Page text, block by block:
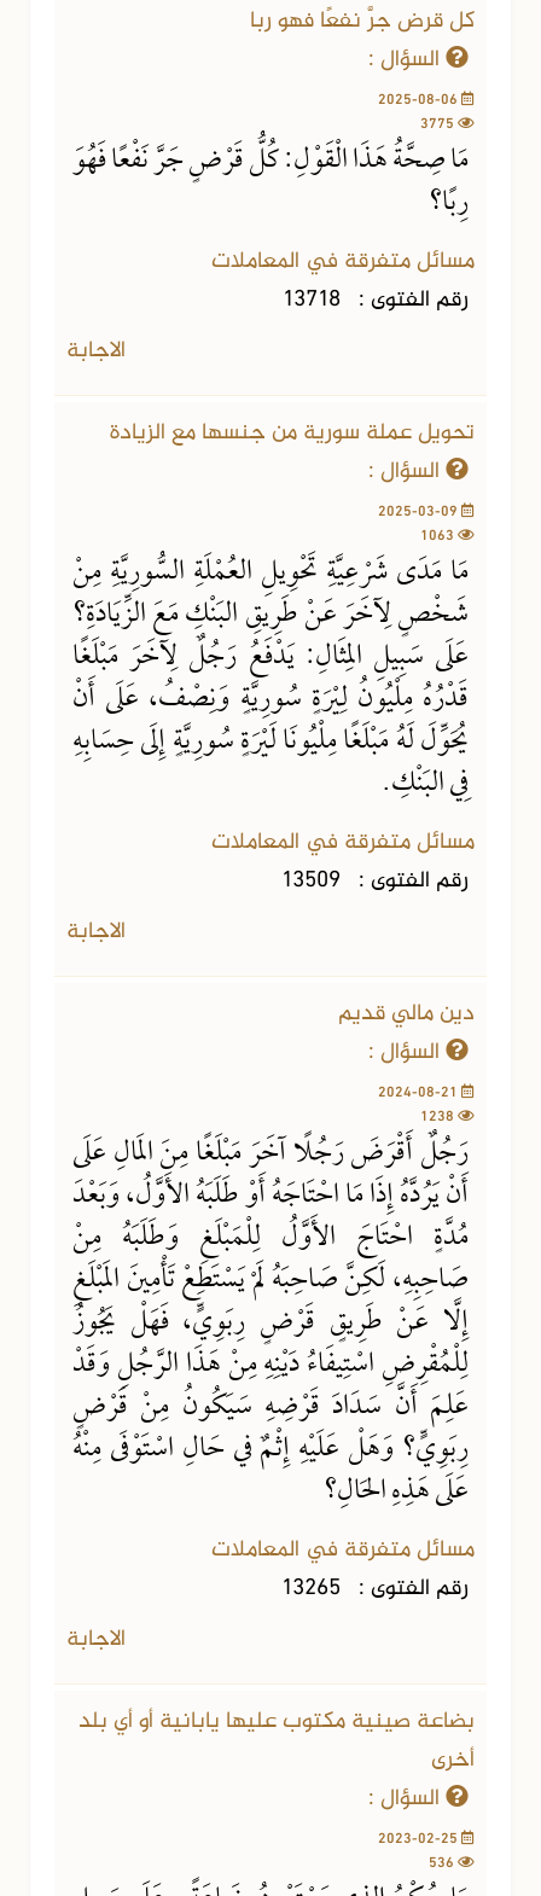
كل قرض جرَّ نفعًا فهو ربا
السؤال :
مَا صِحَّةُ هَذَا الْقَوْلِ: كُلُّ قَرْضٍ جَرَّ نَفْعًا فَهُوَ
رِبًا؟
مسائل متفرقة في المعاملات
رقم الفتوى : 13718
الاجابة
تحويل عملة سورية من جنسها مع الزيادة
السؤال :
مَا مَدَى شَرْعِيَّةِ تَحْوِيلِ العُمْلَةِ السُّورِيَّةِ مِنْ
شَخْصٍ لِآخَرَ عَنْ طَرِيقِ البَنْكِ مَعَ الزِّيَادَةِ؟
عَلَى سَبِيلِ المِثَالِ: يَدْفَعُ رَجُلٌ لِآخَرَ مَبْلَغًا
قَدْرُهُ مِلْيُونُ لِيْرَةٍ سُورِيَّةٍ وَنِصْفُ، عَلَى أَنْ
يُحَوِّلَ لَهُ مَبْلَغًا مِلْيُونَا لَيْرَةٍ سُورِيَّةٍ إِلَى حِسَابِهِ
فِي البَنْكِ.
مسائل متفرقة في المعاملات
رقم الفتوى : 13509
الاجابة
دين مالي قديم
السؤال :
رَجُلٌ أَقْرَضَ رَجُلًا آخَرَ مَبْلَغًا مِنَ المَالِ عَلَى
أَنْ يَرُدَّهُ إِذَا مَا احْتَاجَهُ أَوْ طَلَبَهُ الأَوَّلُ، وَبَعْدَ
مُدَّةٍ احْتَاجَ الأَوَّلُ لِلْمَبْلَغِ وَطَلَبَهُ مِنْ
صَاحِبِهِ، لَكِنَّ صَاحِبَهُ لَمْ يَسْتَطِعْ تَأْمِينَ المَبْلَغِ
إِلَّا عَنْ طَرِيقٍ قَرْضٍ رِبَوِيٍّ، فَهَلْ يَجُوزُ
لِلْمُقْرِضِ اسْتِيفَاءُ دَيْنِهِ مِنْ هَذَا الرَّجُلِ وَقَدْ
عَلِمَ أَنَّ سَدَادَ قَرْضِهِ سَيَكُونُ مِنْ قَرْضٍ
رِبَوِيٍّ؟ وَهَلْ عَلَيْهِ إِثْمٌ في حَالِ اسْتَوْفَى مِنْهُ
عَلَى هَذِهِ الحَالِ؟
مسائل متفرقة في المعاملات
رقم الفتوى : 13265
الاجابة
بضاعة صينية مكتوب عليها يابانية أو أي بلد
أخرى
السؤال :